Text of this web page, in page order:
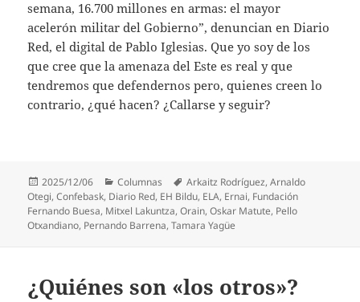
semana, 16.700 millones en armas: el mayor
acelerón militar del Gobierno”, denuncian en Diario
Red, el digital de Pablo Iglesias. Que yo soy de los
que cree que la amenaza del Este es real y que
tendremos que defendernos pero, quienes creen lo
contrario, ¿qué hacen? ¿Callarse y seguir?
Publicado
el
2025/12/06 Categorías
Columnas Etiquetas
Arkaitz Rodríguez,Arnaldo
Otegi,Confebask, Diario Red, EH Bildu, ELA, Ernai, Fundación
Fernando Buesa, Mitxel Lakuntza,Orain,Oskar Matute, Pello
Otxandiano, Pernando Barrena,Tamara Yagüe
¿Quiénes son «los otros»?